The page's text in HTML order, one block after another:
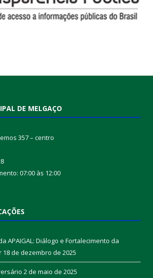
DE MELGAÇO
357 – centro
07:00 às 12:00
APAIGAL: Diálogo e Fortalecimento da
18 de dezembro de 2025
2 de maio de 2025